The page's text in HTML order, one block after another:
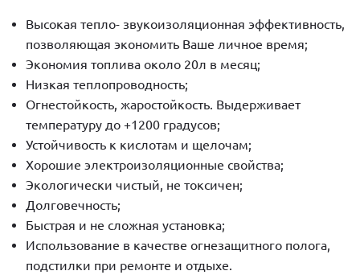
Высокая тепло- звукоизоляционная эффективность,
позволяющая экономить Ваше личное время;
Экономия топлива около 20л в месяц;
Низкая теплопроводность;
Огнестойкость, жаростойкость. Выдерживает
температуру до +1200 градусов;
Устойчивость к кислотам и щелочам;
Хорошие электроизоляционные свойства;
Экологически чистый, не токсичен;
Долговечность;
Быстрая и не сложная установка;
Использование в качестве огнезащитного полога,
подстилки при ремонте и отдыхе.